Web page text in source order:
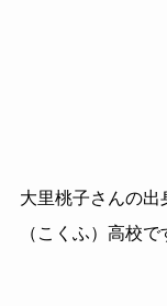
大里桃子さんの
（こくふ）高校で